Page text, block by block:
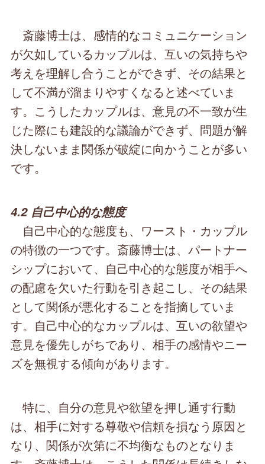
斎藤博士は、感情的なコミュニケーション
が欠如しているカップルは、互いの気持ちや
考えを理解し合うことができず、その結果と
して不満が溜まりやすくなると述べていま
す。こうしたカップルは、意見の不一致が生
じた際にも建設的な議論ができず、問題が解
決しないまま関係が破綻に向かうことが多い
です。
4.2 自己中心的な態度
自己中心的な態度も、ワースト・カップル
の特徴の一つです。斎藤博士は、パートナー
シップにおいて、自己中心的な態度が相手へ
の配慮を欠いた行動を引き起こし、その結果
として関係が悪化することを指摘していま
す。自己中心的なカップルは、互いの欲望や
意見を優先しがちであり、相手の感情やニー
ズを無視する傾向があります。
特に、自分の意見や欲望を押し通す行動
は、相手に対する尊敬や信頼を損なう原因と
なり、関係が次第に不均衡なものとなりま